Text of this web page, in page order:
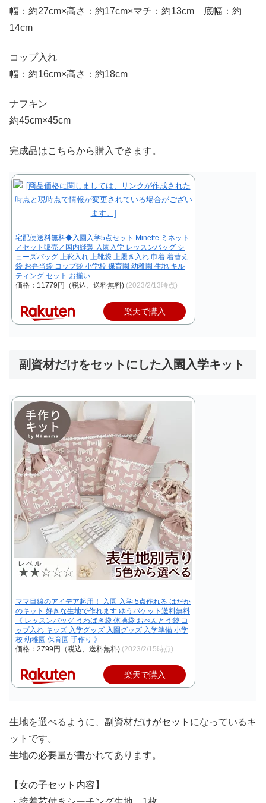
幅：約27cm×高さ：約17cm×マチ：約13cm 底幅：約
14cm
コップ入れ
幅：約16cm×高さ：約18cm
ナフキン
約45cm×45cm
完成品はこちらから購入できます。
宅配便送料無料◆入園入学5点セット Minette ミネット
／セット販売／国内縫製 入園入学 レッスンバッグ シ
ューズバッグ 上靴入れ 上靴袋 上履き入れ 巾着 着替え
袋 お弁当袋 コップ袋 小学校 保育園 幼稚園 生地 キル
ティング セット お揃い
価格：11779円（税込、送料無料) (2023/2/13時点)
楽天で購入
副資材だけをセットにした入園入学キット
ママ目線のアイデア起用！ 入園 入学 5点作れる はだか
のキット 好きな生地で作れます ゆうパケット送料無料
《 レッスンバッグ うわばき袋 体操袋 おべんとう袋 コ
ップ入れ キッズ 入学グッズ 入園グッズ 入学準備 小学
校 幼稚園 保育園 手作り 》
価格：2799円（税込、送料無料) (2023/2/15時点)
楽天で購入
生地を選べるように、副資材だけがセットになっているキ
ットです。
生地の必要量が書かれてあります。
【女の子セット内容】